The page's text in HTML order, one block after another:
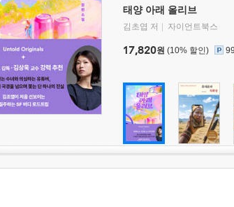
태양 아래 올리브
김초엽 저 자이언트북스
17,820원 (10% 할인)